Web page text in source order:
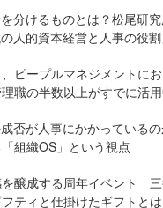
分けるものとは？松尾研
人的資本経営と人事の役割
ピープルマネジメントに
職の半数以上がすでに活用
否が人事にかかっている
組織OS」という視点
醸成する周年イベント 三
ティと仕掛けたギフトとは